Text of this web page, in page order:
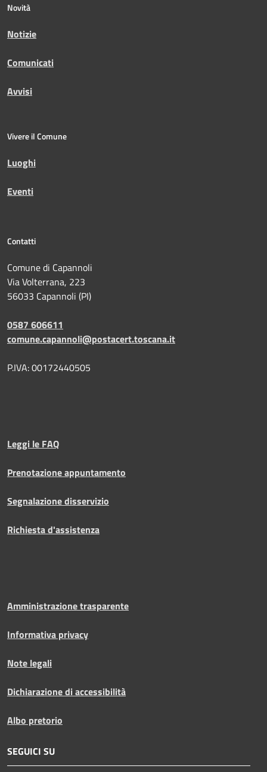
Novità
Notizie
Comunicati
Avvisi
Vivere il Comune
Luoghi
Eventi
Contatti
Comune di Capannoli
Via Volterrana, 223
56033 Capannoli (PI)
0587 606611
comune.capannoli@postacert.toscana.it
P.IVA: 00172440505
Leggi le FAQ
Prenotazione appuntamento
Segnalazione disservizio
Richiesta d'assistenza
Amministrazione trasparente
Informativa privacy
Note legali
Dichiarazione di accessibilità
Albo pretorio
SEGUICI SU